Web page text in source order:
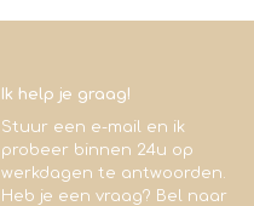
Ik help je graag!
Stuur een e-mail en ik
probeer binnen 24u op
werkdagen te antwoorden.
Heb je een vraag? Bel naar